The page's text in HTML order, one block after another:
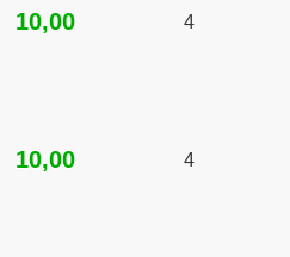
10,00 4
10,00 4